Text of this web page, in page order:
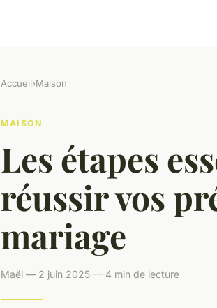
Accueil›Maison
MAISON
Les étapes
réussir vos
mariage
Maël — 2 juin 2025 — 4 min de lecture